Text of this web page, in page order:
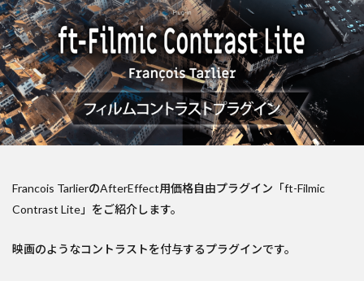
Francois TarlierのAfterEffect用価格自由プラグイン「ft-Filmic
Contrast Lite」をご紹介します。
映画のようなコントラストを付与するプラグインです。